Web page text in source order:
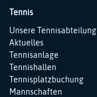
Tennis
Navigation
überspringen
Unsere Tennisabteilung
Aktuelles
Tennisanlage
Tennishallen
Tennisplatzbuchung
Mannschaften